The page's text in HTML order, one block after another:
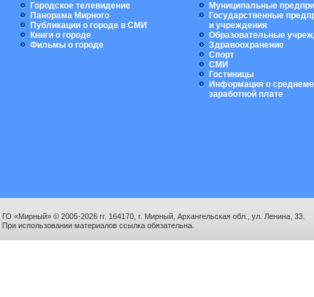
Городское телевидение
Панорама Мирного
Публикации о городе в СМИ
Книги о городе
Фильмы о городе
Муниципальные
Государственные
и учреждения
Образовательные
Здравоохранение
Спорт
СМИ
Гостиницы
Информация о
заработной плате
ГО «Мирный» © 2005-2026 гг. 164170, г. Мирный, Архангельская обл., ул. Ленина, 33.
При использовании материалов ссылка обязательна.